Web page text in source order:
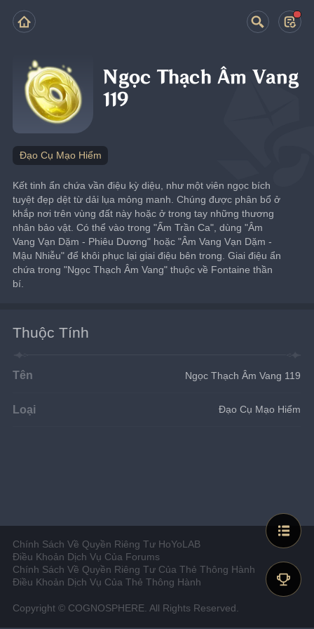
Ngọc Thạch Âm Vang
119
Đạo Cụ Mạo Hiểm
Kết tinh ẩn chứa vần điệu kỳ diệu, như một viên ngọc bích
tuyệt đẹp dệt từ dải lụa mỏng manh. Chúng được phân bổ ở
khắp nơi trên vùng đất này hoặc ở trong tay những thương
nhân bảo vật. Có thể vào trong "Ấm Trần Ca", dùng "Âm
Vang Vạn Dặm - Phiêu Dương" hoặc "Âm Vang Vạn Dặm -
Mậu Nhiễu" để khôi phục lại giai điệu bên trong. Giai điệu ẩn
chứa trong "Ngọc Thạch Âm Vang" thuộc về Fontaine thần
bí.
Thuộc Tính
Tên Ngọc Thạch Âm Vang 119
Loại Đạo Cụ Mạo Hiểm
Chính Sách Về Quyền Riêng Tư HoYoLAB
Điều Khoản Dịch Vụ Của Forums
Chính Sách Về Quyền Riêng Tư Của Thẻ Thông Hành
Điều Khoản Dịch Vụ Của Thẻ Thông Hành
Copyright © COGNOSPHERE. All Rights Reserved.